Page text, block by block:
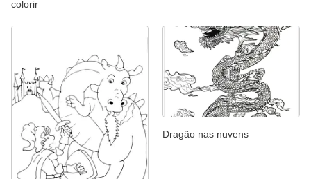
colorir
Dragão nas nuvens